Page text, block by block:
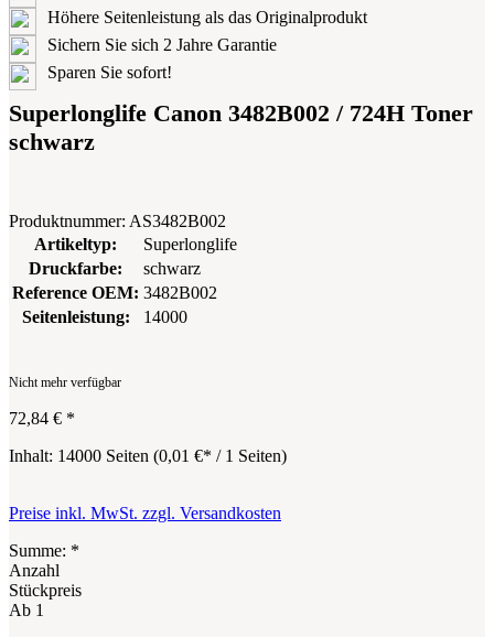
Höhere Seitenleistung als das Originalprodukt
Sichern Sie sich 2 Jahre Garantie
Sparen Sie sofort!
Superlonglife Canon 3482B002 / 724H Toner
schwarz
Produktnummer: AS3482B002
Artikeltyp:
Superlonglife
Druckfarbe:
schwarz
Reference OEM: 3482B002
Seitenleistung:
14000
Nicht mehr verfügbar
72,84 € *
Inhalt: 14000 Seiten (0,01 €* / 1 Seiten)
Preise inkl. MwSt. zzgl. Versandkosten
Summe: *
Anzahl
Stückpreis
Ab 1